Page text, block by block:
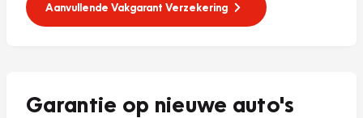
Aanvullende Vakgarant Verzekering
Garantie op nieuwe auto's